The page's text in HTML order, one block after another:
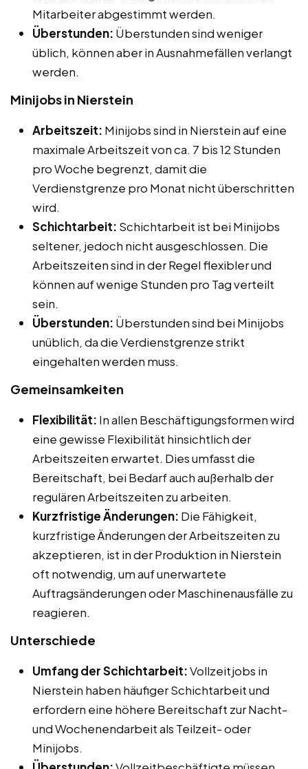
Mitarbeiter abgestimmt werden.
Überstunden: Überstunden sind weniger
üblich, können aber in Ausnahmefällen verlangt
werden.
Minijobs in Nierstein
Arbeitszeit: Minijobs sind in Nierstein auf eine
maximale Arbeitszeit von ca. 7 bis 12 Stunden
pro Woche begrenzt, damit die
Verdienstgrenze pro Monat nicht überschritten
wird.
Schichtarbeit: Schichtarbeit ist bei Minijobs
seltener, jedoch nicht ausgeschlossen. Die
Arbeitszeiten sind in der Regel flexibler und
können auf wenige Stunden pro Tag verteilt
sein.
Überstunden: Überstunden sind bei Minijobs
unüblich, da die Verdienstgrenze strikt
eingehalten werden muss.
Gemeinsamkeiten
Flexibilität: In allen Beschäftigungsformen wird
eine gewisse Flexibilität hinsichtlich der
Arbeitszeiten erwartet. Dies umfasst die
Bereitschaft, bei Bedarf auch außerhalb der
regulären Arbeitszeiten zu arbeiten.
Kurzfristige Änderungen: Die Fähigkeit,
kurzfristige Änderungen der Arbeitszeiten zu
akzeptieren, ist in der Produktion in Nierstein
oft notwendig, um auf unerwartete
Auftragsänderungen oder Maschinenausfälle zu
reagieren.
Unterschiede
Umfang der Schichtarbeit:Vollzeitjobs in
Nierstein haben häufiger Schichtarbeit und
erfordern eine höhere Bereitschaft zur Nacht-
und Wochenendarbeit als Teilzeit- oder
Minijobs.